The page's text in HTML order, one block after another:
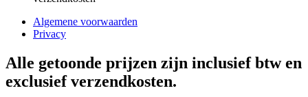
Algemene voorwaarden
Privacy
Alle getoonde prijzen zijn inclusief btw en
exclusief verzendkosten.